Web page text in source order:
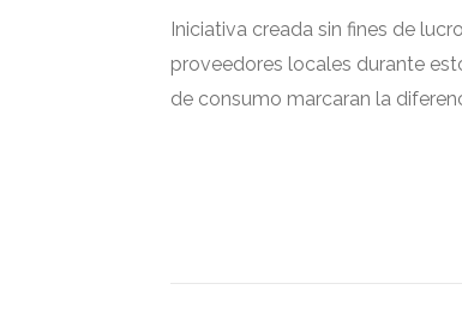
Iniciativa creada sin fines de
proveedores locales durante
de consumo marcaran la